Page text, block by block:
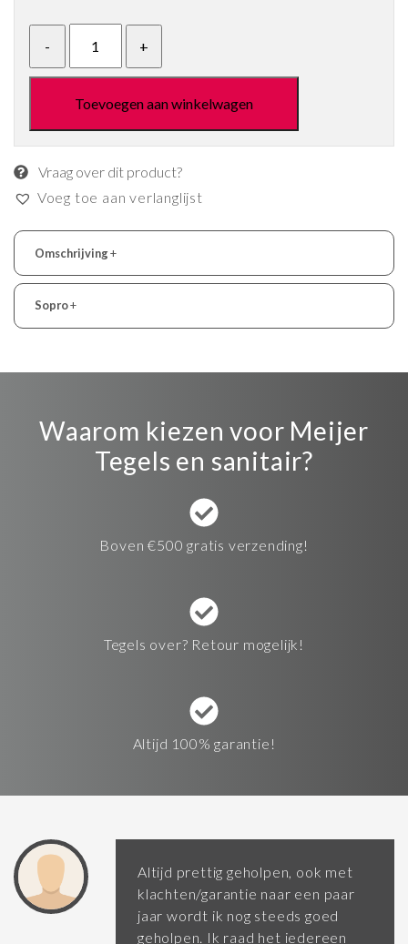
Toevoegen aan winkelwagen
Vraag over dit product?
Voeg toe aan verlanglijst
Omschrijving+
Sopro+
Waarom kiezen voor Meijer
Tegels en sanitair?
Boven €500 gratis verzending!
Tegels over? Retour mogelijk!
Altijd 100% garantie!
Altijd prettig geholpen, ook met
klachten/garantie naar een paar
jaar wordt ik nog steeds goed
geholpen. Ik raad het iedereen